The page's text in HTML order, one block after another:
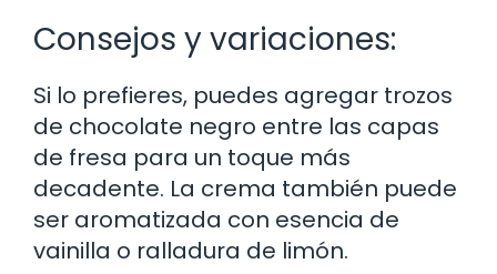
Consejos y variaciones:
Si lo prefieres, puedes agregar trozos
de chocolate negro entre las capas
de fresa para un toque más
decadente. La crema también puede
ser aromatizada con esencia de
vainilla o ralladura de limón.